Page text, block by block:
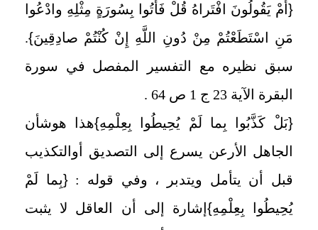
{ أَمْ يَقُولُونَ افْتَراهُ قُلْ فَأْتُوا بِسُورَةٍ مِثْلِهِ وادْعُوا
مَنِ اسْتَطَعْتُمْ مِنْ دُونِ اللَّهِ إِنْ كُنْتُمْ صادِقِينَ}
.
سبق نظيره مع التفسير المفصل في سورة
البقرة الآية 23 ج 1 ص 64 .
{بَلْ كَذَّبُوا بِما لَمْ يُحِيطُوا بِعِلْمِهِ}هذا هوشأن
الجاهل الأرعن يسرع إلى التصديق أوالتكذيب
قبل أن يتأمل ويتدبر ، وفي قوله :{بِما لَمْ
يُحِيطُوا بِعِلْمِهِ} إشارة إلى أن العاقل لا يثبت